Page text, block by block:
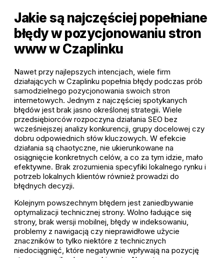
Jakie są najczęściej popełniane
błędy w pozycjonowaniu stron
www w Czaplinku
Nawet przy najlepszych intencjach, wiele firm
działających w Czaplinku popełnia błędy podczas prób
samodzielnego pozycjonowania swoich stron
internetowych. Jednym z najczęściej spotykanych
błędów jest brak jasno określonej strategii. Wiele
przedsiębiorców rozpoczyna działania SEO bez
wcześniejszej analizy konkurencji, grupy docelowej czy
dobru odpowiednich słów kluczowych. W efekcie
działania są chaotyczne, nie ukierunkowane na
osiągnięcie konkretnych celów, a co za tym idzie, mało
efektywne. Brak zrozumienia specyfiki lokalnego rynku i
potrzeb lokalnych klientów również prowadzi do
błędnych decyzji.
Kolejnym powszechnym błędem jest zaniedbywanie
optymalizacji technicznej strony. Wolno ładujące się
strony, brak wersji mobilnej, błędy w indeksowaniu,
problemy z nawigacją czy nieprawidłowe użycie
znaczników to tylko niektóre z technicznych
niedociągnięć, które negatywnie wpływają na pozycję